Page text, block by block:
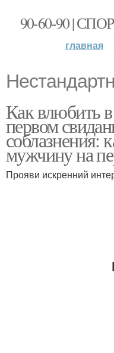
90-60-90 |
главная
Как влюбить
первом
соблазнения:
мужчину на
Прояви искренний